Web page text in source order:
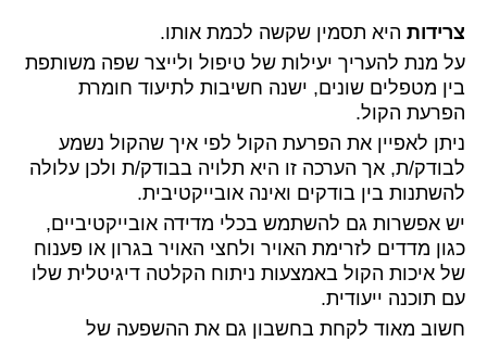
צרידות היא תסמין שקשה לכמת אותו.
על מנת להעריך יעילות של טיפול ולייצר שפה משותפת
בין מטפלים שונים, ישנה חשיבות לתיעוד חומרת
הפרעת הקול.
ניתן לאפיין את הפרעת הקול לפי איך שהקול נשמע
לבודק/ת, אך הערכה זו היא תלויה בבודק/ת ולכן עלולה
להשתנות בין בודקים ואינה אובייקטיבית.
יש אפשרות גם להשתמש בכלי מדידה אובייקטיביים,
כגון מדדים לזרימת האויר ולחצי האויר בגרון או פענוח
של איכות הקול באמצעות ניתוח הקלטה דיגיטלית שלו
עם תוכנה ייעודית.
חשוב מאוד לקחת בחשבון גם את ההשפעה של